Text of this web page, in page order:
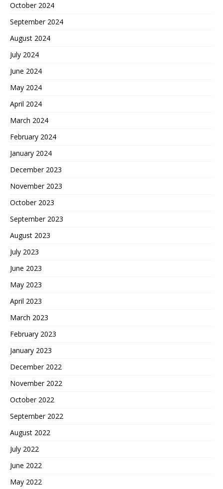
October 2024
September 2024
August 2024
July 2024
June 2024
May 2024
April 2024
March 2024
February 2024
January 2024
December 2023
November 2023
October 2023
September 2023
August 2023
July 2023
June 2023
May 2023
April 2023
March 2023
February 2023
January 2023
December 2022
November 2022
October 2022
September 2022
August 2022
July 2022
June 2022
May 2022